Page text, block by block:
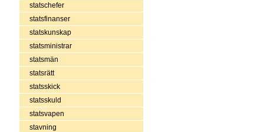
statschefer
statsfinanser
statskunskap
statsministrar
statsmän
statsrätt
statsskick
statsskuld
statsvapen
stavning